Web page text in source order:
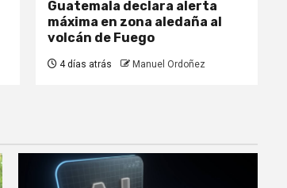
Guatemala declara alerta
máxima en zona aledaña al
volcán de Fuego
4 días atrás Manuel Ordoñez